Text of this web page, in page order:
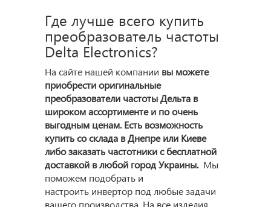
Где лучше всего купить
преобразователь частоты
Delta Electronics?
На сайте нашей компании вы можете
приобрести оригинальные
преобразователи частоты Дельта в
широком ассортименте и по очень
выгодным ценам. Есть возможность
купить со склада в Днепре или Киеве
либо заказать частотники с бесплатной
доставкой в любой город Украины. Мы
поможем подобрать и
настроить инвертор под любые задачи
вашего производства. На все изделия